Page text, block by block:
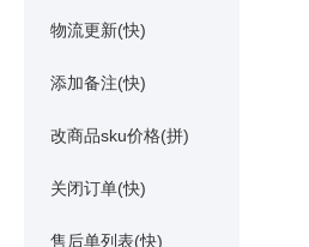
物流更新(快)
添加备注(快)
改商品sku价格(拼)
关闭订单(快)
售后单列表(快)